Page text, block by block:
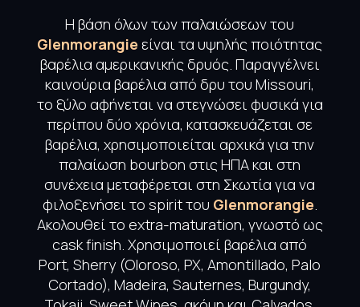
Η βάση όλων των παλαιώσεων του
Glenmorangie είναι τα υψηλής ποιότητας
βαρέλια αμερικανικής δρυός. Παραγγέλνει
καινούρια βαρέλια από δρυ του Missouri,
το ξύλο αφήνεται να στεγνώσει φυσικά για
περίπου δύο χρόνια, κατασκευάζεται σε
βαρέλια, χρησιμοποιείται αρχικά για την
παλαίωση bourbon στις ΗΠΑ και στη
συνέχεια μεταφέρεται στη Σκωτία για να
φιλοξενήσει το spirit του Glenmorangie
Ακολουθεί το extra-maturation, γνωστό ως
cask finish. Χρησιμοποιεί βαρέλια από
Port, Sherry (Oloroso, PX, Amontillado, Palo
Cortado), Madeira, Sauternes, Burgundy,